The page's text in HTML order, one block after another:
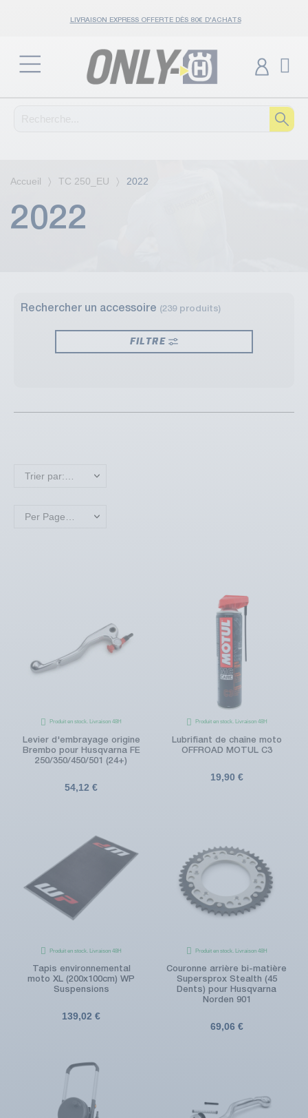
LIVRAISON EXPRESS OFFERTE DÈS 80€ D'ACHATS
Accueil TC 250_EU 2022
2022
Rechercher un accessoire (239 produits)
FILTRE
Produit en stock. Livraison 48H
Levier d'embrayage origine
Brembo pour Husqvarna FE
250/350/450/501 (24+)
54,12 €
Produit en stock. Livraison 48H
Lubrifiant de chaîne moto
OFFROAD MOTUL C3
19,90 €
Produit en stock. Livraison 48H
Tapis environnemental
moto XL (200x100cm) WP
Suspensions
139,02 €
Produit en stock. Livraison 48H
Couronne arrière bi-matière
Supersprox Stealth (45
Dents) pour Husqvarna
Norden 901
69,06 €